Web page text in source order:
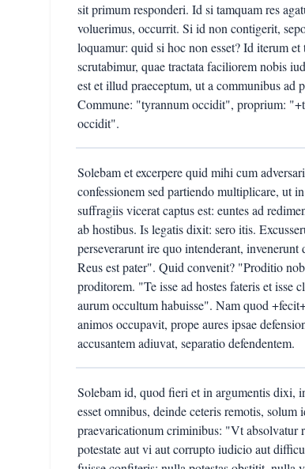
sit primum responderi. Id si tamquam res
voluerimus, occurrit. Si id non contigerit,
loquamur: quid si hoc non esset? Id iterum
scrutabimur, quae tractata faciliorem nobis
est et illud praeceptum, ut a communibus ad
Commune: "tyrannum occidit", proprium:
occidit".
Solebam et excerpere quid mihi cum
confessionem sed partiendo multiplicare, ut
suffragiis vicerat captus est: euntes ad
ab hostibus. Is legatis dixit: sero itis.
perseverarunt ire quo intenderant,
Reus est pater". Quid convenit? "Proditio
proditorem. "Te isse ad hostes fateris et isse
aurum occultum habuisse". Nam quod
animos occupavit, prope aures ipsae
accusantem adiuvat, separatio defendentem.
Solebam id, quod fieri et in argumentis dixi,
esset omnibus, deinde ceteris remotis,
praevaricationum criminibus: "Vt absolvatur
potestate aut vi aut corrupto iudicio aut